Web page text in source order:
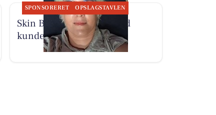
SPONSORERET OPSLAGSTAVLEN
Skin By Vitting tager imod
kunder igen efter ferien